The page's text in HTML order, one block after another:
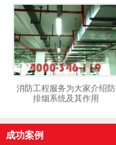
消防工程服务为大家介绍防
排烟系统及其作用
成功案例